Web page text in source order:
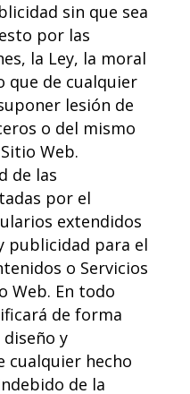
sin que sea
por las
la Ley, la moral
que de cualquier
lesión de
o del mismo
Web.
de las
por el
extendidos
publicidad para el
o Servicios
Web. En todo
de forma
y
cualquier hecho
de la